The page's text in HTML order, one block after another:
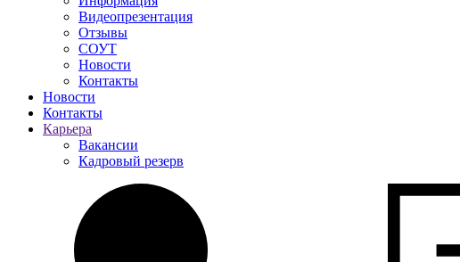
Видеопрезентация
Отзывы
СОУТ
Новости
Контакты
Новости
Контакты
Карьера
Вакансии
Кадровый резерв